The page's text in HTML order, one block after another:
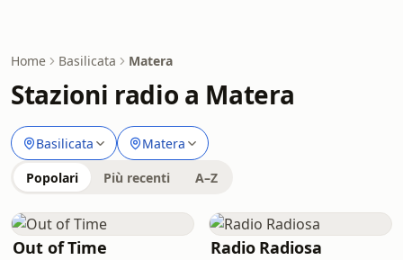
Home Basilicata Matera
Stazioni radio a Matera
Basilicata Matera
Popolari Più recenti A–Z
Out of Time Radio Radiosa